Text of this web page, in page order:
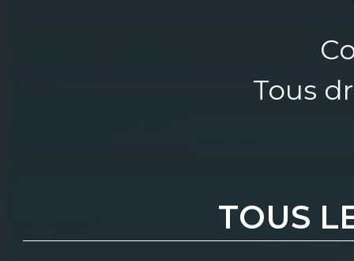
Tous
TOUS